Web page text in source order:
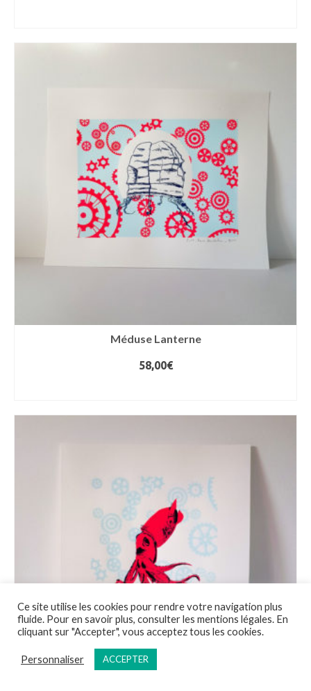
Méduse Lanterne
58,00€
Ce site utilise les cookies pour rendre votre navigation plus
fluide. Pour en savoir plus, consulter les mentions légales. En
cliquant sur "Accepter", vous acceptez tous les cookies.
Personnaliser ACCEPTER